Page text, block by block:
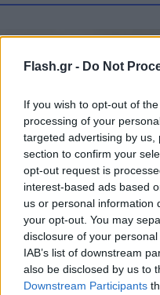
Flash.gr - Do Not
If you wish to opt-out of
processing of your
targeted advertising by
section to confirm your
opt-out request is
interest-based ads based
us or personal information
your opt-out. You may
disclosure of your
IAB’s list of downstream
also be disclosed by us to
Downstream Participants